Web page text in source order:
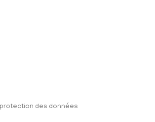
des données